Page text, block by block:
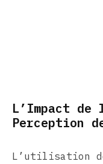
L’Impact de
Perception
L’utilisation